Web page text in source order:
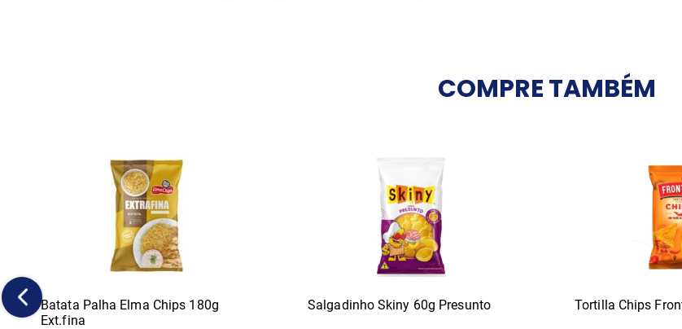
COMPRETAMBÉM
Batata Palha Elma Chips 180g
Ext.fina
Salgadinho Skiny 60g Presunto Tortilla Chips